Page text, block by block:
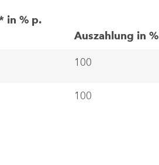
in % p.
Auszahlung in %
100
100